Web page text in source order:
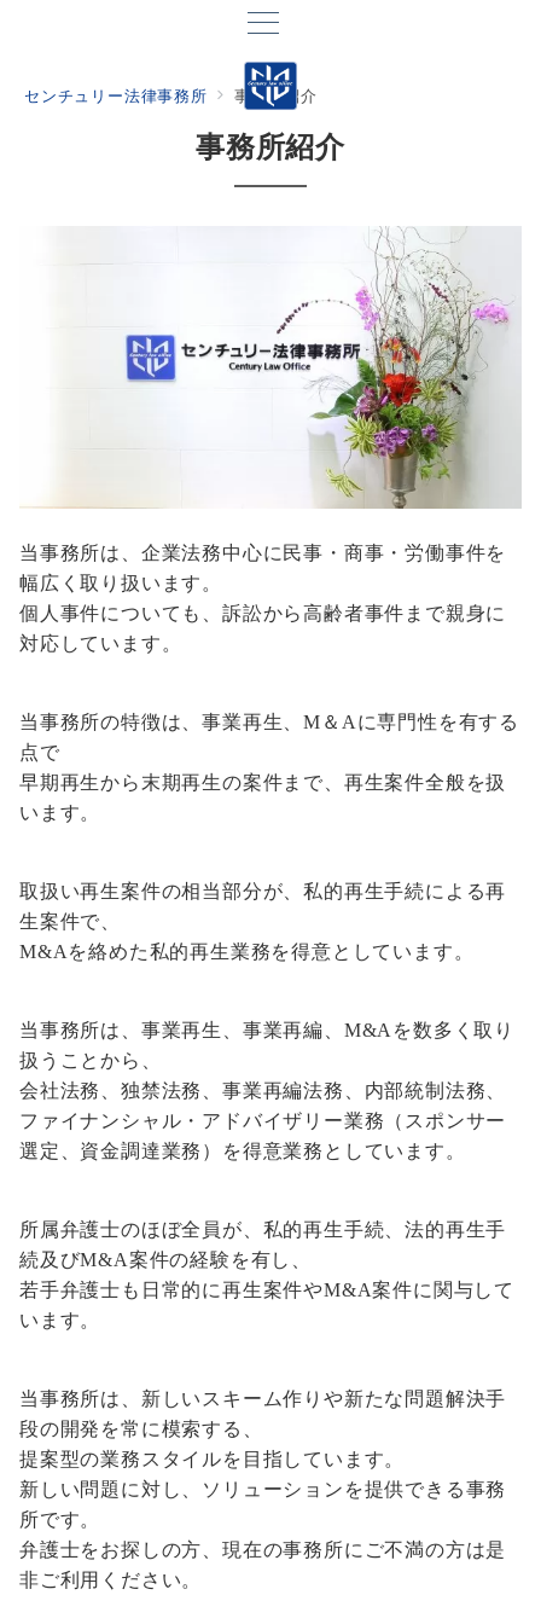
センチュリー法律事務所 事務所紹介
事務所紹介
当事務所は、企業法務中心に民事・商事・労働事件を
幅広く取り扱います。
個人事件についても、訴訟から高齢者事件まで親身に
対応しています。
当事務所の特徴は、事業再生、M＆Aに専門性を有する
点で
早期再生から末期再生の案件まで、再生案件全般を扱
います。
取扱い再生案件の相当部分が、私的再生手続による再
生案件で、
M&Aを絡めた私的再生業務を得意としています。
当事務所は、事業再生、事業再編、M&Aを数多く取り
扱うことから、
会社法務、独禁法務、事業再編法務、内部統制法務、
ファイナンシャル・アドバイザリー業務（スポンサー
選定、資金調達業務）を得意業務としています。
所属弁護士のほぼ全員が、私的再生手続、法的再生手
続及びM&A案件の経験を有し、
若手弁護士も日常的に再生案件やM&A案件に関与して
います。
当事務所は、新しいスキーム作りや新たな問題解決手
段の開発を常に模索する、
提案型の業務スタイルを目指しています。
新しい問題に対し、ソリューションを提供できる事務
所です。
弁護士をお探しの方、現在の事務所にご不満の方は是
非ご利用ください。